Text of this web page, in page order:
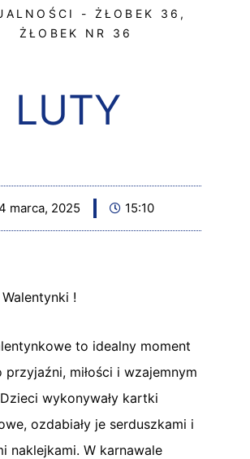
- ŻŁOBEK 36 ,
ŻŁOBEK NR 36
LUTY
marca, 2025 15:10
Walentynki !
to idealny moment
przyjaźni, miłości i wzajemnym
wykonywały kartki
ozdabiały je serduszkami i
naklejkami. W karnawale